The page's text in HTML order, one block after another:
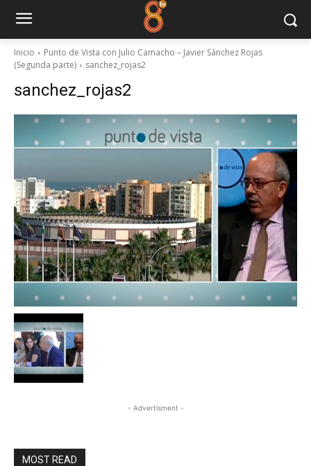
Inicio
Punto de Vista con Julio Camacho – Javier Sánchez Rojas
(Segunda parte)
sanchez_rojas2
sanchez_rojas2
- Advertisment -
MOST READ